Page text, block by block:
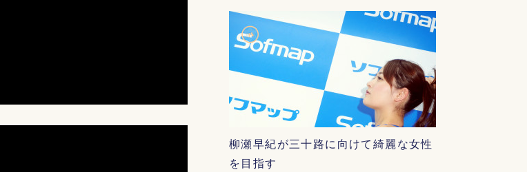
柳瀬早紀が三十路に向けて綺麗な女性
を目指す